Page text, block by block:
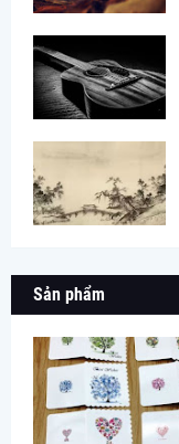
Sản phẩm